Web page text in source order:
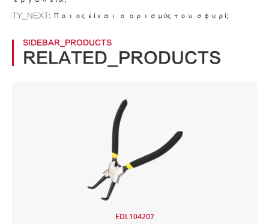
TY_NEXT: Ποιος είναι ο ορισμός του σφυρί;
SIDEBAR_PRODUCTS
RELATED_PRODUCTS
EDL104207